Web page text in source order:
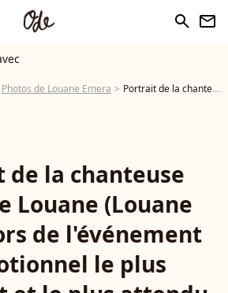
search newsletter
Photos de Louane Emera Portrait de la chanteuse française Louane (Louane Emera) lors de l'événement promotionnel le plus important et le plus attendu de l'Eurovision à AFAS Live à Amsterdam. Amsterdam, Pays-Bas, le 5 avril 2025. Photo by Bruno Press/ABACAPRESS.COM - Photo
de la chanteuse
Louane (Louane
de l'événement
le plus